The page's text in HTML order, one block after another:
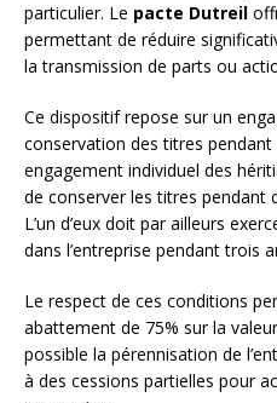
particulier. Le pacte Dutreil
permettant de réduire
la transmission de parts ou
Ce dispositif repose sur un
conservation des titres pendant
engagement individuel des
de conserver les titres pendant
L’un d’eux doit par ailleurs
dans l’entreprise pendant trois
Le respect de ces conditions
abattement de 75% sur la
possible la pérennisation de
à des cessions partielles pour